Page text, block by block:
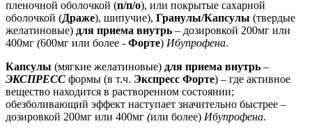
пленочной оболочкой (п/п/о), или покрытые сахарной
оболочкой (Драже), шипучие), Гранулы/Капсулы (твердые
желатиновые) для приема внутрь – дозировкой 200мг или
400мг (600мг или более - Форте) Ибупрофена.
Капсулы (мягкие желатиновые) для приема внутрь –
ЭКСПРЕСС формы (в т.ч. Экспресс Форте) – где активное
вещество находится в растворенном состоянии;
обезболивающий эффект наступает значительно быстрее –
дозировкой 200мг или 400мг (или более) Ибупрофена.